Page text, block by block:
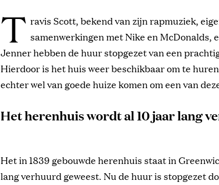
T ravis Scott, bekend van zijn rapmuziek,
samenwerkingen met Nike en McDonalds,
Jenner hebben de huur stopgezet van een
Hierdoor is het huis weer beschikbaar om te
echter wel van goede huize komen om een van
Het herenhuis wordt al 10 jaar lang
Het in 1839 gebouwde herenhuis staat in
lang verhuurd geweest. Nu de huur is stopgezet